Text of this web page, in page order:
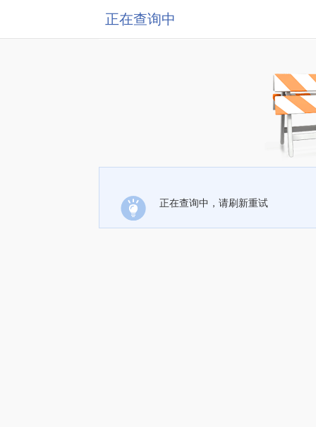
正在查询中
正在查询中，请刷新重试